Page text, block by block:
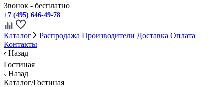
Звонок - бесплатно
+7 (495) 646-49-78
Каталог Распродажа Производители Доставка Оплата
Контакты
Назад
Гостиная
Назад
Каталог/Гостиная